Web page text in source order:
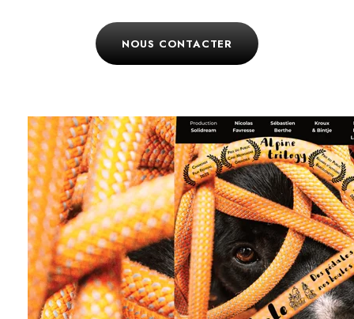
NOUS CONTACTER